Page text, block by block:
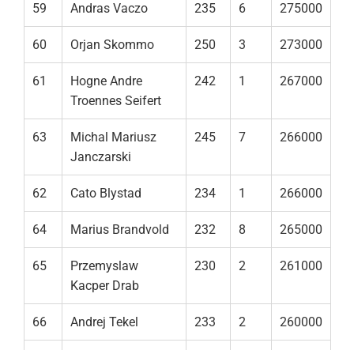
59 Andras Vaczo 235 6 275000
60 Orjan Skommo 250 3 273000
61
Hogne Andre
Troennes Seifert
242 1 267000
63
Michal Mariusz
Janczarski
245 7 266000
62 Cato Blystad 234 1 266000
64 Marius Brandvold 232 8 265000
65
Przemyslaw
Kacper Drab
230 2 261000
66 Andrej Tekel 233 2 260000